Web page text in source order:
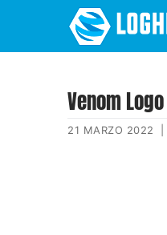
Venom Logo
21 MARZO 2022